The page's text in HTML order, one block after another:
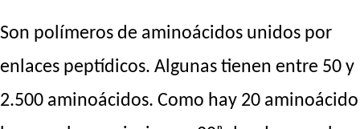
Son polímeros de aminoácidos unidos por
enlaces peptídicos. Algunas tienen entre 50 y
2.500 aminoácidos. Como hay 20 aminoácido